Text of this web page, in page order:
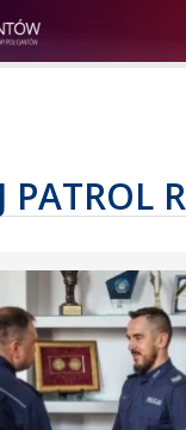
PATROL